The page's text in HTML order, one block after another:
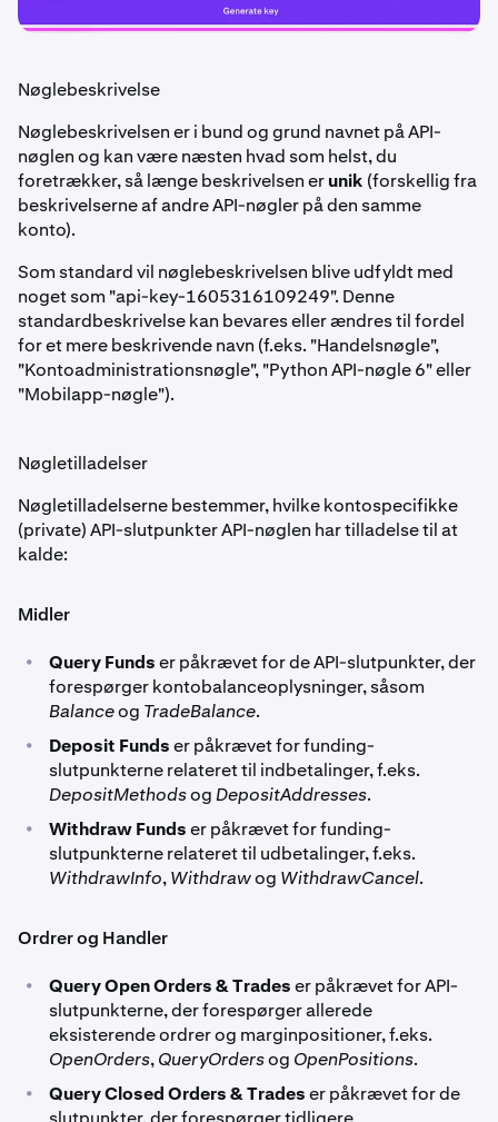
Nøglebeskrivelse
Nøglebeskrivelsen er i bund og grund navnet på API-
nøglen og kan være næsten hvad som helst, du
foretrækker, så længe beskrivelsen erunik (forskellig fra
beskrivelserne af andre API-nøgler på den samme
konto).
Som standard vil nøglebeskrivelsen blive udfyldt med
noget som "api-key-1605316109249". Denne
standardbeskrivelse kan bevares eller ændres til fordel
for et mere beskrivende navn (f.eks. "Handelsnøgle",
"Kontoadministrationsnøgle", "Python API-nøgle 6" eller
"Mobilapp-nøgle").
Nøgletilladelser
Nøgletilladelserne bestemmer, hvilke kontospecifikke
(private) API-slutpunkter API-nøglen har tilladelse til at
kalde:
Midler
• Query Fundser påkrævet for de API-slutpunkter, der
forespørger kontobalanceoplysninger, såsom
Balanceog TradeBalance.
• Deposit Fundser påkrævet for funding-
slutpunkterne relateret til indbetalinger, f.eks.
DepositMethodsogDepositAddresses.
• Withdraw Fundser påkrævet for funding-
slutpunkterne relateret til udbetalinger, f.eks.
WithdrawInfo,Withdrawog WithdrawCancel.
Ordrer og Handler
• Query Open Orders & Tradeser påkrævet for API-
slutpunkterne, der forespørger allerede
eksisterende ordrer og marginpositioner, f.eks.
OpenOrders,QueryOrdersog OpenPositions.
• Query Closed Orders & Tradeser påkrævet for de